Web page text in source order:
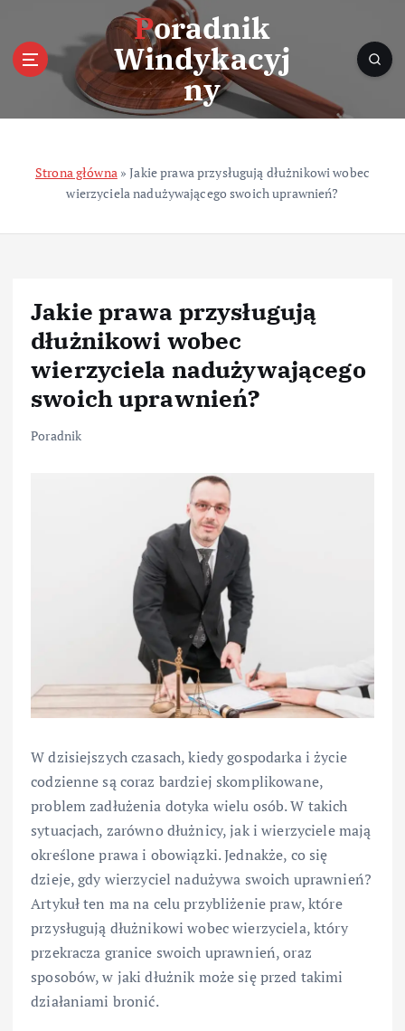
n
Poradnik
Windykacyj
ny
Strona główna »Jakie prawa przysługują dłużnikowi wobec
wierzyciela nadużywającego swoich uprawnień?
Jakie prawa przysługują
dłużnikowi wobec
wierzyciela nadużywającego
swoich uprawnień?
Poradnik
W dzisiejszych czasach, kiedy gospodarka i życie
codzienne są coraz bardziej skomplikowane,
problem zadłużenia dotyka wielu osób. W takich
sytuacjach, zarówno dłużnicy, jak i wierzyciele mają
określone prawa i obowiązki. Jednakże, co się
dzieje, gdy wierzyciel nadużywa swoich uprawnień?
Artykuł ten ma na celu przybliżenie praw, które
przysługują dłużnikowi wobec wierzyciela, który
przekracza granice swoich uprawnień, oraz
sposobów, w jaki dłużnik może się przed takimi
działaniami bronić.